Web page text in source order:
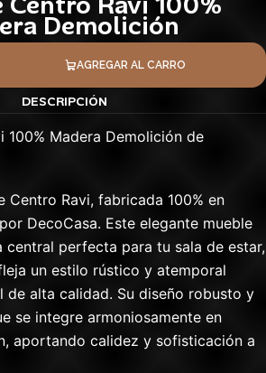
Demolición
AGREGAR AL CARRO
DESCRIPCIÓN
100% Madera Demolición de
Centro Ravi, fabricada 100% en
DecoCasa. Este elegante mueble
central perfecta para tu sala de estar,
un estilo rústico y atemporal
de alta calidad. Su diseño robusto y
se integre armoniosamente en
aportando calidez y sofisticación a